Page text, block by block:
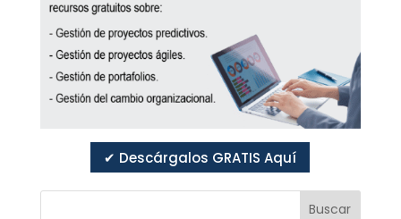
✔ Descárgalos GRATIS Aquí
Buscar